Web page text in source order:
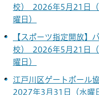
校） 2026年5月21日
曜日）
【スポーツ指定開放】
校） 2026年5月21日
曜日）
江戸川区ゲートボール
2027年3月31日（水曜